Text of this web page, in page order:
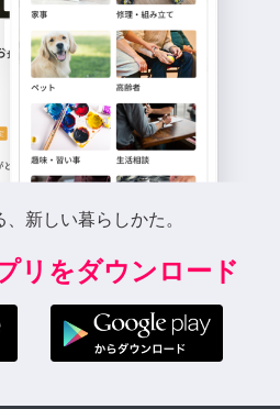
新しい暮らしかた。
リをダウンロード